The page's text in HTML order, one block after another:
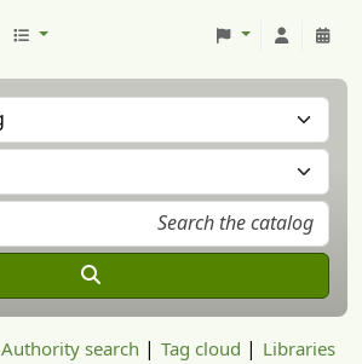
Authority search Tag cloud Libraries